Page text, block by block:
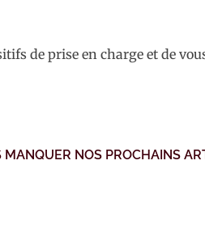
de prise en charge et de
NOS PROCHAINS